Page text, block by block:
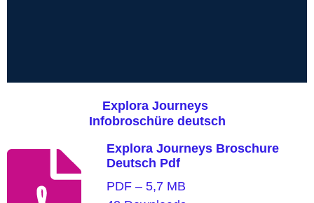
Explora Journeys
Infobroschüre deutsch
Explora Journeys Broschure
Deutsch Pdf
PDF – 5,7 MB